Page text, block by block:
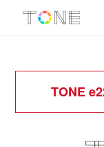
TONE